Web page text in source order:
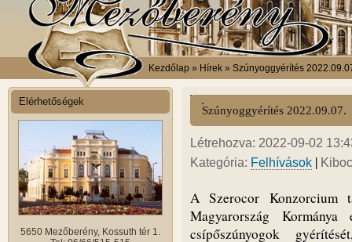
Kezdőlap » Hírek » Szúnyoggyérítés
Elérhetőségek
5650 Mezőberény, Kossuth tér 1.
Szúnyoggyérítés 2022.09.07.
Létrehozva: 2022-09-02
Kategória: Felhívások |
A Szerocor Konzorcium
Magyarország
csípőszúnyogok